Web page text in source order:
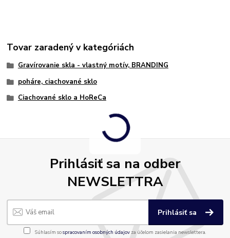
Tovar zaradený v kategóriách
Gravírovanie skla - vlastný motív, BRANDING
poháre, ciachované sklo
Ciachované sklo a HoReCa
Prihlásiť sa na odber
NEWSLETTRA
Prihlásiť sa
Súhlasím sospracovaním osobných údajov za účelom zasielania newslettera.